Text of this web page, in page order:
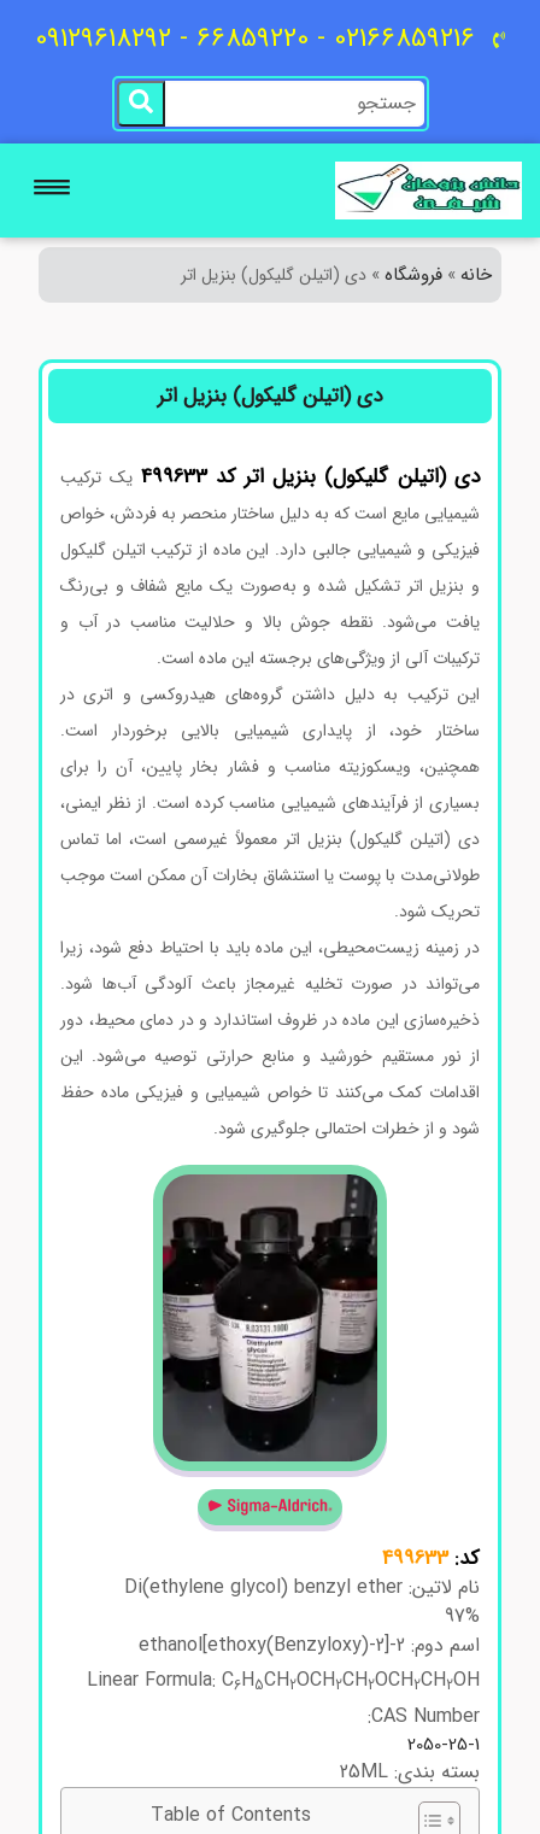
02166859216 - 66859220 - 09129618292
خانه»فروشگاه»دی (اتیلن گلیکول) بنزیل اتر
دی (اتیلن گلیکول) بنزیل اتر
دی (اتیلن گلیکول) بنزیل اتر کد 499633یک ترکیب
شیمیایی مایع است که به دلیل ساختار منحصر به فردش، خواص
فیزیکی و شیمیایی جالبی دارد. این ماده از ترکیب اتیلن گلیکول
و بنزیل اتر تشکیل شده و به‌صورت یک مایع شفاف و بی‌رنگ
یافت می‌شود. نقطه جوش بالا و حلالیت مناسب در آب و
ترکیبات آلی از ویژگی‌های برجسته این ماده است.
این ترکیب به دلیل داشتن گروه‌های هیدروکسی و اتری در
ساختار خود، از پایداری شیمیایی بالایی برخوردار است.
همچنین، ویسکوزیته مناسب و فشار بخار پایین، آن را برای
بسیاری از فرآیندهای شیمیایی مناسب کرده است. از نظر ایمنی،
دی (اتیلن گلیکول) بنزیل اتر معمولاً غیرسمی است، اما تماس
طولانی‌مدت با پوست یا استنشاق بخارات آن ممکن است موجب
تحریک شود.
در زمینه زیست‌محیطی، این ماده باید با احتیاط دفع شود، زیرا
می‌تواند در صورت تخلیه غیرمجاز باعث آلودگی آب‌ها شود.
ذخیره‌سازی این ماده در ظروف استاندارد و در دمای محیط، دور
از نور مستقیم خورشید و منابع حرارتی توصیه می‌شود. این
اقدامات کمک می‌کنند تا خواص شیمیایی و فیزیکی ماده حفظ
شود و از خطرات احتمالی جلوگیری شود.
کد:499633
نام لاتین: Di(ethylene glycol) benzyl ether
97%
اسم دوم: 2-[2-(Benzyloxy)ethoxy]ethanol
Linear Formula: C6H5CH2OCH2CH2OCH2CH2OH
CAS Number:
2050-25-1
بسته بندی: 25ML
Table of Contents